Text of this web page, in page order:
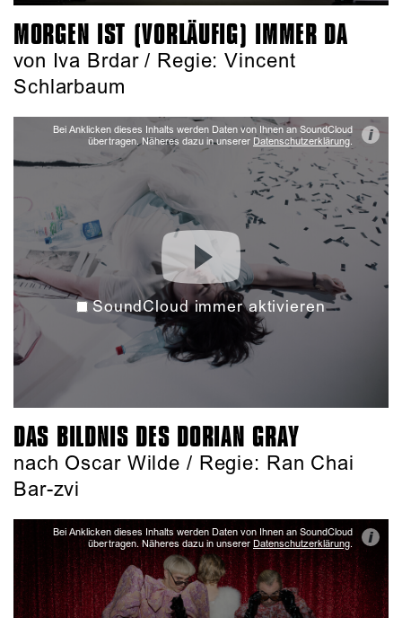
MORGEN IST (VORLÄUFIG) IMMER DA
von Iva Brdar / Regie: Vincent
Schlarbaum
Bei Anklicken dieses Inhalts werden Daten von Ihnen an SoundCloud
übertragen. Näheres dazu in unserer Datenschutzerklärung. i
SoundCloud immer aktivieren
DAS BILDNIS DES DORIAN GRAY
nach Oscar Wilde / Regie: Ran Chai
Bar-zvi
Bei Anklicken dieses Inhalts werden Daten von Ihnen an SoundCloud
übertragen. Näheres dazu in unserer Datenschutzerklärung. i